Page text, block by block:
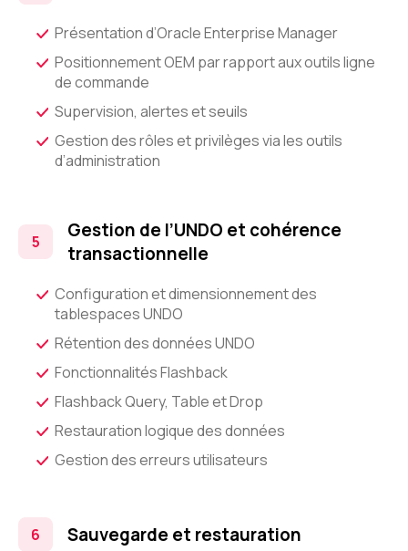
Présentation d’Oracle Enterprise Manager
Positionnement OEM par rapport aux outils ligne
de commande
Supervision, alertes et seuils
Gestion des rôles et privilèges via les outils
d’administration
Gestion de l’UNDO et cohérence
transactionnelle
Configuration et dimensionnement des
tablespaces UNDO
Rétention des données UNDO
Fonctionnalités Flashback
Flashback Query, Table et Drop
Restauration logique des données
Gestion des erreurs utilisateurs
Sauvegarde et restauration